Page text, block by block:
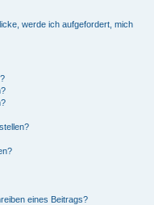
werde ich aufgefordert, mich
eines Beitrags?